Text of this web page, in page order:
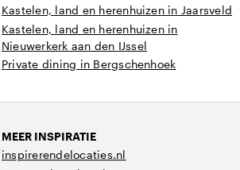
Kastelen, land en herenhuizen in Jaarsveld
Kastelen, land en herenhuizen in
Nieuwerkerk aan den IJssel
Private dining in Bergschenhoek
MEER INSPIRATIE
inspirerendelocaties.nl